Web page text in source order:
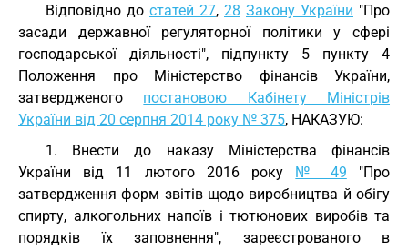
Відповідно до статей 27, 28 Закону України "Про
засади державної регуляторної політики у сфері
господарської діяльності", підпункту 5 пункту 4
Положення про Міністерство фінансів України,
затвердженого постановою Кабінету Міністрів
України від 20 серпня 2014 року № 375, НАКАЗУЮ:
1. Внести до наказу Міністерства фінансів
України від 11 лютого 2016 року № 49 "Про
затвердження форм звітів щодо виробництва й обігу
спирту, алкогольних напоїв і тютюнових виробів та
порядків їх заповнення", зареєстрованого в